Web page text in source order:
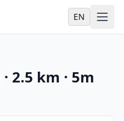
EN
· 2.5 km · 5m